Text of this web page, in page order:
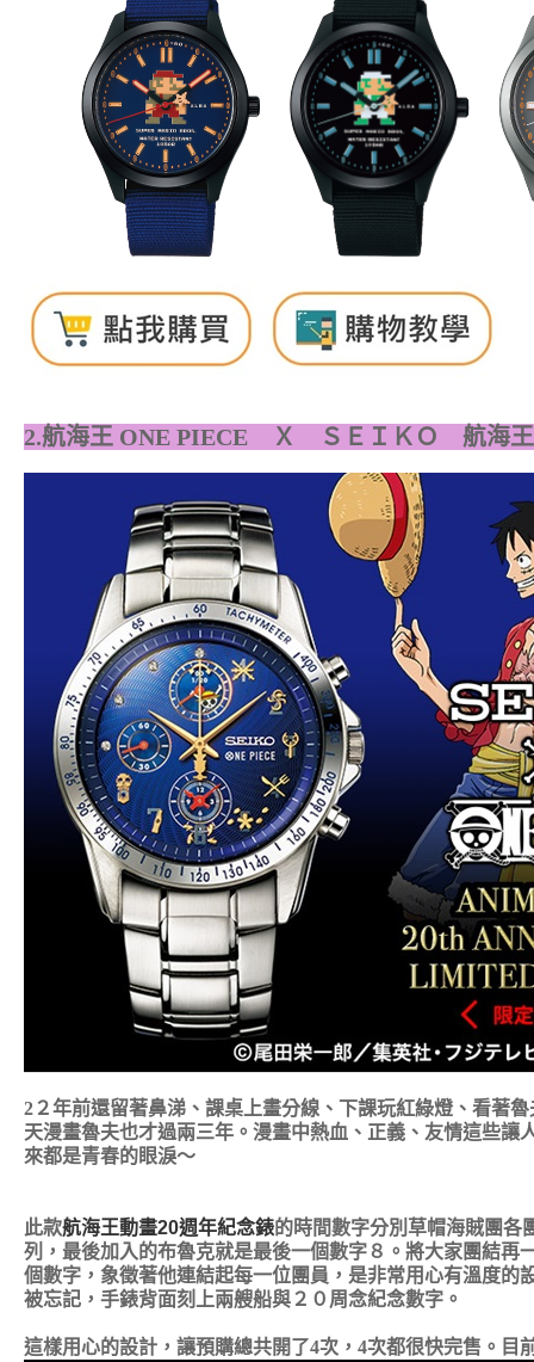
2.航海王 ONE PIECE Ｘ ＳＥＩＫＯ 航海
2２年前還留著鼻涕、課桌上畫分線、下課玩紅綠燈、看著
天漫畫魯夫也才過兩三年。漫畫中熱血、正義、友情這些讓
來都是青春的眼淚～
此款航海王動畫20週年紀念錶的時間數字分別草帽海賊團各
列，最後加入的布魯克就是最後一個數字８。將大家團結再
個數字，象徵著他連結起每一位團員，是非常用心有溫度的
被忘記， 手錶背面刻上兩艘船與２０周念紀念數字。
這樣用心的設計，讓預購總共開了4次，4次都很快完售。目